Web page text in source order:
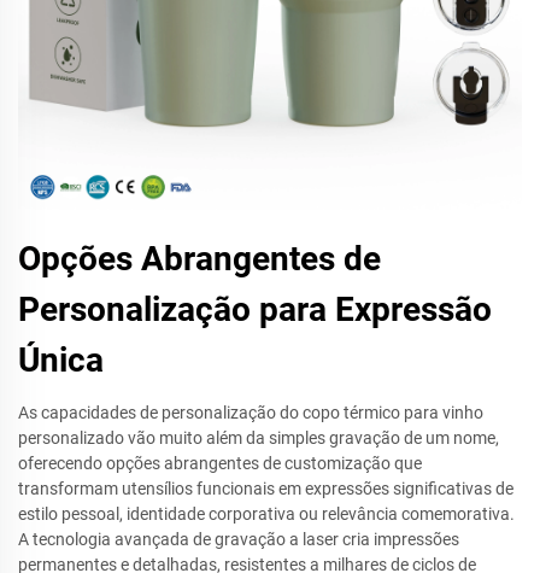
Opções Abrangentes de
Personalização para Expressão
Única
As capacidades de personalização do copo térmico para vinho
personalizado vão muito além da simples gravação de um nome,
oferecendo opções abrangentes de customização que
transformam utensílios funcionais em expressões significativas de
estilo pessoal, identidade corporativa ou relevância comemorativa.
A tecnologia avançada de gravação a laser cria impressões
permanentes e detalhadas, resistentes a milhares de ciclos de